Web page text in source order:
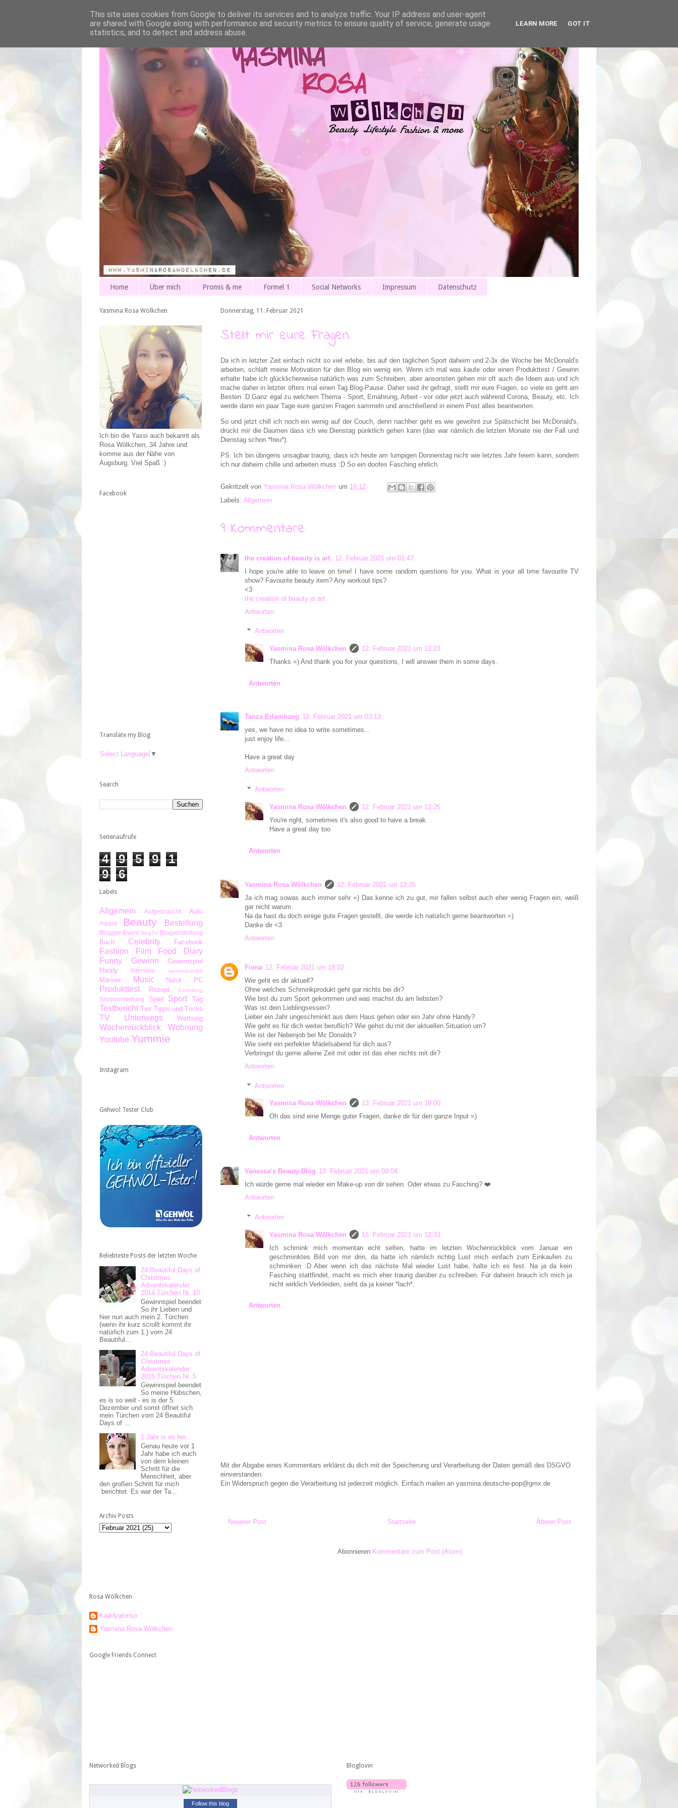
Home Über mich Promis & me Formel 1 Social Networks Impressum Datenschutz
Donnerstag, 11. Februar 2021
Stellt mir eure Fragen
Da ich in letzter Zeit einfach nicht so viel erlebe, bis auf den täglichen Sport daheim und 2-3x die Woche bei McDonald's
arbeiten, schläft meine Motivation für den Blog ein wenig ein. Wenn ich mal was kaufe oder einen Produkttest / Gewinn
erhalte habe ich glücklicherweise natürlich was zum Schreiben, aber ansonsten gehen mir oft auch die Ideen aus und ich
mache daher in letzter öfters mal einen Tag Blog-Pause. Daher seid ihr gefragt, stellt mir eure Fragen, so viele es geht am
Besten :D Ganz egal zu welchem Thema - Sport, Ernährung, Arbeit - vor oder jetzt auch während Corona, Beauty, etc. Ich
werde dann ein paar Tage eure ganzen Fragen sammeln und anschließend in einem Post alles beantworten.
So und jetzt chill ich noch ein wenig auf der Couch, denn nachher geht es wie gewohnt zur Spätschicht bei McDonald's,
drückt mir die Daumen dass ich wie Dienstag pünktlich gehen kann (das war nämlich die letzten Monate nie der Fall und
Dienstag schon *freu*).
PS: Ich bin übrigens unsagbar traurig, dass ich heute am lumpigen Donnerstag nicht wie letztes Jahr feiern kann, sondern
ich nur daheim chille und arbeiten muss :D So ein doofes Fasching ehrlich.
Gekritzelt von Yasmina Rosa Wölkchen um 16:12
Labels: Allgemein
9 Kommentare:
the creation of beauty is art. 12. Februar 2021 um 01:47
I hope you're able to leave on time! I have some random questions for you. What is your all time favourite TV
show? Favourite beauty item? Any workout tips?
<3
the creation of beauty is art.
Antworten
Antworten
Yasmina Rosa Wölkchen
12. Februar 2021 um 12:23
Thanks =) And thank you for your questions, I will answer them in some days.
Antworten
Tanza Erlambang 12. Februar 2021 um 03:13
yes, we have no idea to write sometimes...
just enjoy life...
Have a great day
Antworten
Antworten
Yasmina Rosa Wölkchen
12. Februar 2021 um 12:25
You're right, sometimes it's also good to have a break.
Have a great day too
Antworten
Yasmina Rosa Wölkchen
12. Februar 2021 um 12:26
Ja ich mag sowas auch immer sehr =) Das kenne ich zu gut, mir fallen selbst auch eher wenig Fragen ein, weiß
gar nicht warum.
Na da hast du doch einige gute Fragen gestellt, die werde ich natürlich gerne beantworten =)
Danke dir <3
Antworten
Fiona 12. Februar 2021 um 18:02
Wie geht es dir aktuell?
Ohne welches Schminkprodukt geht gar nichts bei dir?
Wie bist du zum Sport gekommen und was machst du am liebsten?
Was ist dein Lieblingsessen?
Lieber ein Jahr ungeschminkt aus dem Haus gehen oder ein Jahr ohne Handy?
Wie geht es für dich weiter beruflich? Wie gehst du mit der aktuellen Situation um?
Wie ist der Nebenjob bei Mc Donalds?
Wie sieht ein perfekter Mädelsabend für dich aus?
Verbringst du gerne alleine Zeit mit oder ist das eher nichts mit dir?
Antworten
Antworten
Yasmina Rosa Wölkchen
13. Februar 2021 um 19:00
Oh das sind eine Menge guter Fragen, danke dir für den ganze Input =)
Antworten
Vanessa‘s Beauty Blog 13. Februar 2021 um 09:04
Ich würde gerne mal wieder ein Make-up von dir sehen. Oder etwas zu Fasching? ❤️
Antworten
Antworten
Yasmina Rosa Wölkchen
15. Februar 2021 um 12:33
Ich schmink mich momentan echt selten, hatte im letzten Wochenrückblick vom Januar ein
geschminktes Bild von mir drin, da hatte ich nämlich richtig Lust mich einfach zum Einkaufen zu
schminken :D Aber wenn ich das nächste Mal wieder Lust habe, halte ich es fest. Na ja da kein
Fasching stattfindet, macht es mich eher traurig darüber zu schreiben. Für daheim brauch ich mich ja
nicht wirklich Verkleiden, sieht da ja keiner *lach*.
Antworten
Mit der Abgabe eines Kommentars erklärst du dich mit der Speicherung und Verarbeitung der Daten gemäß des DSGVO
einverstanden.
Ein Widerspruch gegen die Verarbeitung ist jederzeit möglich. Einfach mailen an yasmina.deutsche-pop@gmx.de
Neuerer Post Älterer Post
Startseite
Abonnieren Kommentare zum Post (Atom)
Yasmina Rosa Wölkchen
Ich bin die Yassi auch bekannt als
Rosa Wölkchen, 34 Jahre und
komme aus der Nähe von
Augsburg. Viel Spaß :)
Facebook
Translate my Blog
Select Language ▼
Search
Seitenaufrufe
4 9 5 9
1
9
6
Labels
Allgemein Aufgebraucht Auto
Award Beauty Bestellung
Blogger-Event BlogTV Blogvorstellung
Buch Celebrity Facebook
Fashion Film
Food Diary
Funny
Gewinn
Gewinnspiel
Handy
Interview Jahresrückblick
Männer Music Natur PC
Produkttest Rezept Sammlung
Shopvorstellung Spiel Sport Tag
Testbericht Tier Tipps und Tricks
TV Unterwegs Werbung
Wochenrückblick
Wohnung
Youtube Yummie
Instagram
Gehwol Tester Club
Beliebteste Posts der letzten Woche
24 Beautiful Days of
Christmas
Adventskalender
2014 Türchen Nr. 10
Gewinnspiel beendet
So ihr Lieben und
hier nun auch mein 2. Türchen
(wenn ihr kurz scrollt kommt ihr
natürlich zum 1.) vom 24
Beautiful...
24 Beautiful Days of
Christmas
Adventskalender
2015 Türchen Nr. 5
Gewinnspiel beendet
So meine Hübschen,
es is so weit - es is der 5.
Dezember und somit öffnet sich
mein Türchen vom 24 Beautiful
Days of ...
1 Jahr is es her...
Genau heute vor 1
Jahr habe ich euch
von dem kleinen
Schritt für die
Menschheit, aber
den großen Schritt für mich
berichtet. Es war der Ta...
Archiv Posts
Rosa Wölkchen
Kaddyalonso
Yasmina Rosa Wölkchen
Google Friends Connect
Networked Blogs
Follow this blog
Bloglovin
This site uses cookies from Google to deliver its services and to analyze traffic. Your IP address and user-agent
are shared with Google along with performance and security metrics to ensure quality of service, generate usage
statistics, and to detect and address abuse.
LEARN MORE GOT IT